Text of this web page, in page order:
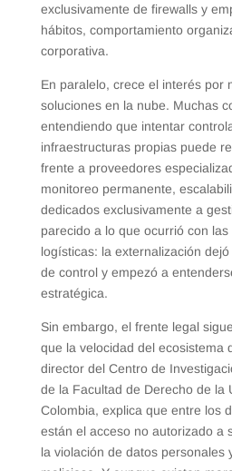
exclusivamente de firewalls y
hábitos, comportamiento
corporativa.
En paralelo, crece el interés por
soluciones en la nube. Muchas
entendiendo que intentar
infraestructuras propias puede
frente a proveedores
monitoreo permanente,
dedicados exclusivamente a
parecido a lo que ocurrió con
logísticas: la externalización
de control y empezó a
estratégica.
Sin embargo, el frente legal
que la velocidad del ecosistema
director del Centro de
de la Facultad de Derecho de la
Colombia, explica que entre los
están el acceso no autorizado a
la violación de datos personales